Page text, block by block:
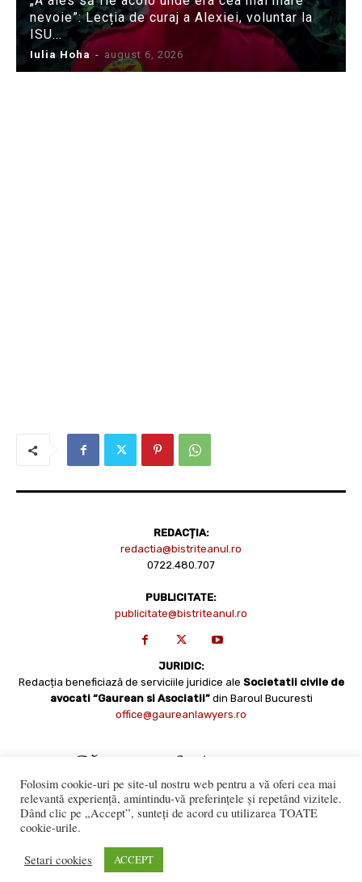
nevoie”: Lecția de curaj a Alexiei, voluntar la
ISU...
Iulia Hoha - august 6, 2026
REDACȚIA:
redactia@bistriteanul.ro
0722.480.707
PUBLICITATE:
publicitate@bistriteanul.ro
JURIDIC:
Redacția beneficiază de serviciile juridice ale Societatii civile de
avocati “Gaurean si Asociatii” din Baroul Bucuresti
office@gaureanlawyers.ro
numai cu acordul expres al Bistriteanul.Ro. © Copyright 2008 -
Folosim cookie-uri pe site-ul nostru web pentru a vă oferi cea mai
relevantă experiență, amintindu-vă preferințele și repetând vizitele.
Dând clic pe „Accept”, sunteți de acord cu utilizarea TOATE
cookie-urile.
Setari cookies ACCEPT